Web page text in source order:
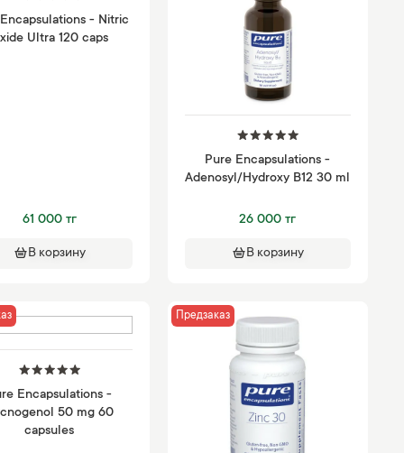
- Nitric
Ultra 120 caps
61 000 тг
В корзину
Pure Encapsulations -
Adenosyl/Hydroxy B12 30 ml
26 000 тг
В корзину
Encapsulations -
50 mg 60
capsules
Предзаказ